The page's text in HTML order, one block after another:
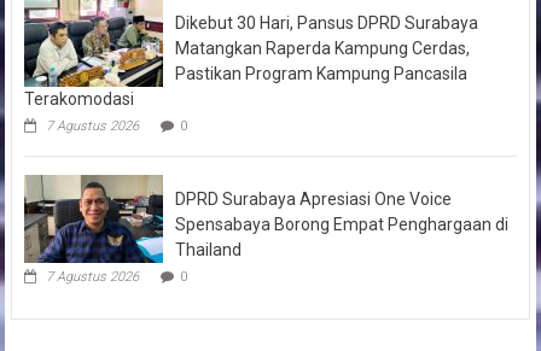
Dikebut 30 Hari, Pansus DPRD Surabaya
Matangkan Raperda Kampung Cerdas,
Pastikan Program Kampung Pancasila
Terakomodasi
7 Agustus 2026 0
DPRD Surabaya Apresiasi One Voice
Spensabaya Borong Empat Penghargaan di
Thailand
7 Agustus 2026 0